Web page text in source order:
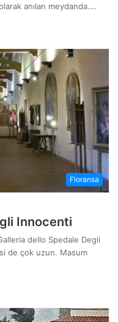
anılan meydanda.…
Floransa
Innocenti
dello Spedale Degli
de çok uzun. Masum